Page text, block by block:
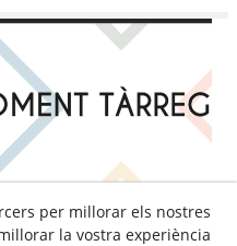
per millorar els nostres
la vostra experiència